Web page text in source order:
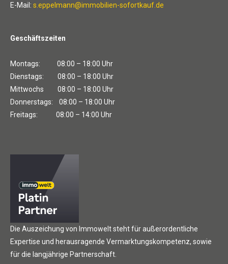
E-Mail: s.eppelmann@immobilien-sofortkauf.de
Geschäftszeiten
Montags: 08:00 – 18:00 Uhr
Dienstags: 08:00 – 18:00 Uhr
Mittwochs 08:00 – 18:00 Uhr
Donnerstags: 08:00 – 18:00 Uhr
Freitags: 08:00 – 14:00 Uhr
Die Auszeichung von Immowelt steht für außerordentliche
Expertise und herausragende Vermarktungskompetenz, sowie
für die langjährige Partnerschaft.